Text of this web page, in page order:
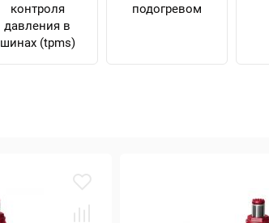
контроля
давления в
шинах (tpms)
подогревом